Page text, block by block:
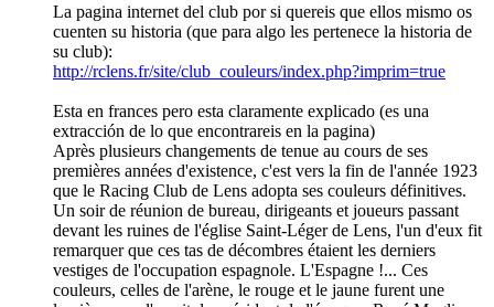
La pagina internet del club por si quereis que ellos mismo os
cuenten su historia (que para algo les pertenece la historia de
su club):
http://rclens.fr/site/club_couleurs/index.php?imprim=true
Esta en frances pero esta claramente explicado (es una
extracción de lo que encontrareis en la pagina)
Après plusieurs changements de tenue au cours de ses
premières années d'existence, c'est vers la fin de l'année 1923
que le Racing Club de Lens adopta ses couleurs définitives.
Un soir de réunion de bureau, dirigeants et joueurs passant
devant les ruines de l'église Saint-Léger de Lens, l'un d'eux fit
remarquer que ces tas de décombres étaient les derniers
vestiges de l'occupation espagnole. L'Espagne !... Ces
couleurs, celles de l'arène, le rouge et le jaune furent une